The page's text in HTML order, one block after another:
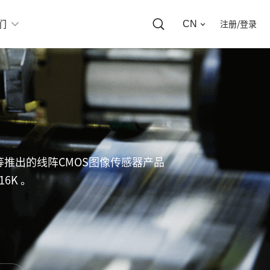
CN 注册/登录
出的线阵CMOS图像传感器产品
。